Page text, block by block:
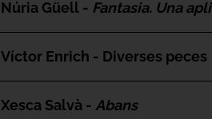
Núria Güell - Fantasia. Una
Víctor Enrich - Diverses peces
Xesca Salvà - Abans